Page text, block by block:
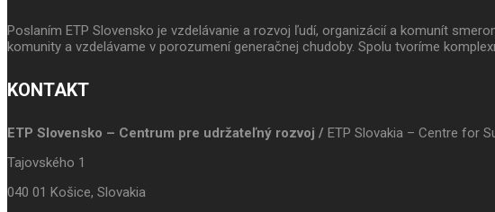
Poslaním ETP Slovensko je vzdelávanie a rozvoj ľudí, organizácií a komunít
komunity a vzdelávame v porozumení generačnej chudoby. Spolu tvoríme
KONTAKT
ETP Slovensko – Centrum pre udržateľný rozvoj / ETP Slovakia – Centre for
Tajovského 1
040 01 Košice, Slovakia